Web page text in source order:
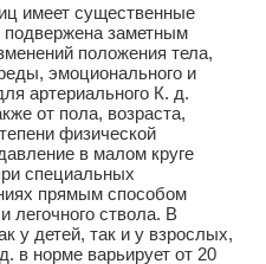
имеет существенные
заметным
положения тела,
эмоционального и
артериального К. д.
от пола, возраста,
физической
в малом круге
специальных
прямым способом
легочного ствола. В
у детей, так и у взрослых,
в норме варьирует от 20